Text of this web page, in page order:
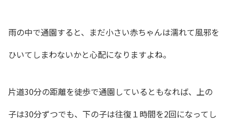
雨の中で通園すると、まだ小さい赤ちゃんは濡れて風邪を
ひいてしまわないかと心配になりますよね。
片道30分の距離を徒歩で通園しているともなれば、上の
子は30分ずつでも、下の子は往復１時間を2回になってし